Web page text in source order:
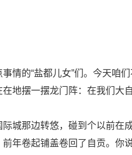
情的“盐都儿女”们。今天咱
地摆一摆龙门阵：在我们大
城那边转悠，碰到个以前在
年卷起铺盖卷回了自贡。你